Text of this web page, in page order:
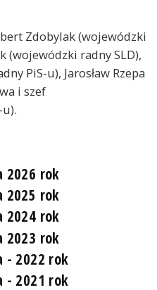
Zdobylak (wojewódzki
(wojewódzki radny SLD),
PiS-u), Jarosław Rzepa
i szef
2026 rok
2025 rok
2024 rok
2023 rok
- 2022 rok
- 2021 rok